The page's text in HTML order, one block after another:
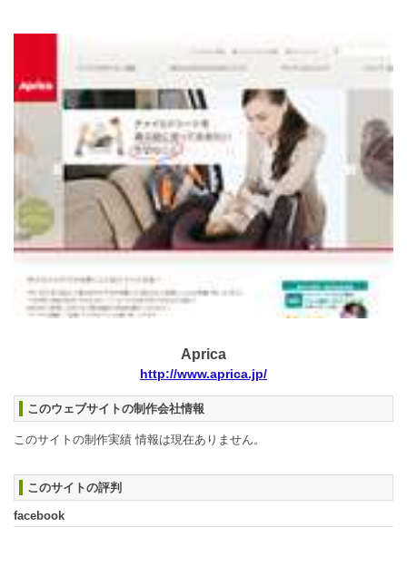
Aprica
http://www.aprica.jp/
このウェブサイトの制作会社情報
このサイトの制作実績 情報は現在ありません。
このサイトの評判
facebook